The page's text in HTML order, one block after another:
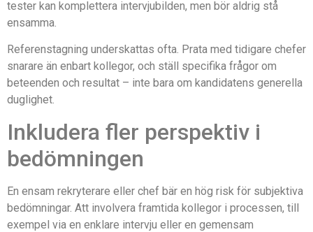
tester kan komplettera intervjubilden, men bör aldrig stå
ensamma.
Referenstagning underskattas ofta. Prata med tidigare chefer
snarare än enbart kollegor, och ställ specifika frågor om
beteenden och resultat – inte bara om kandidatens generella
duglighet.
Inkludera fler perspektiv i
bedömningen
En ensam rekryterare eller chef bär en hög risk för subjektiva
bedömningar. Att involvera framtida kollegor i processen, till
exempel via en enklare intervju eller en gemensam